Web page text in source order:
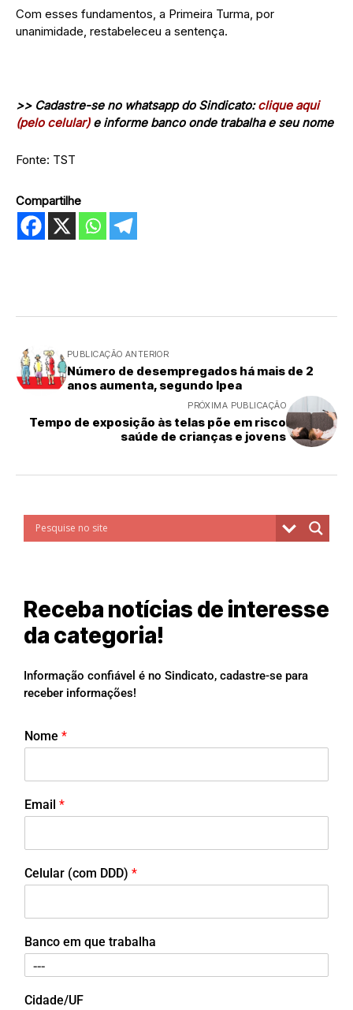
Com esses fundamentos, a Primeira Turma, por
unanimidade, restabeleceu a sentença.
>> Cadastre-se no whatsapp do Sindicato:clique aqui
(pelo celular)e informe banco onde trabalha e seu nome
Fonte: TST
Compartilhe
PUBLICAÇÃO ANTERIOR
Número de desempregados há mais de 2
anos aumenta, segundo Ipea
PRÓXIMA PUBLICAÇÃO
Tempo de exposição às telas põe em risco
saúde de crianças e jovens
Receba notícias de interesse
da categoria!
Informação confiável é no Sindicato, cadastre-se para
receber informações!
Nome *
Email *
Celular (com DDD) *
Banco em que trabalha
Cidade/UF